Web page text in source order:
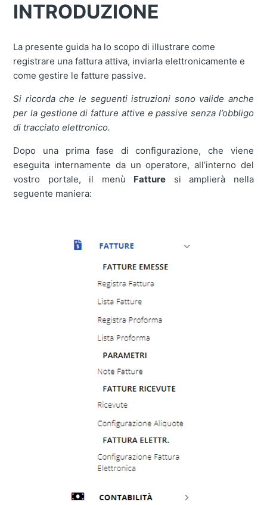
INTRODUZIONE
La presente guida ha lo scopo di illustrare come
registrare una fattura attiva, inviarla elettronicamente e
come gestire le fatture passive.
Si ricorda che le seguenti istruzioni sono valide anche
per la gestione di fatture attive e passive senza l’obbligo
di tracciato elettronico.
Dopo una prima fase di configurazione, che viene
eseguita internamente da un operatore, all’interno del
vostro portale, il menù Fatture si amplierà nella
seguente maniera: